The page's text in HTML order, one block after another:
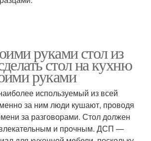
руками стол из
стол на кухню
руками
используемый из всей
за ним люди кушают, проводя
за разговорами. Стол должен
и прочным. ДСП —